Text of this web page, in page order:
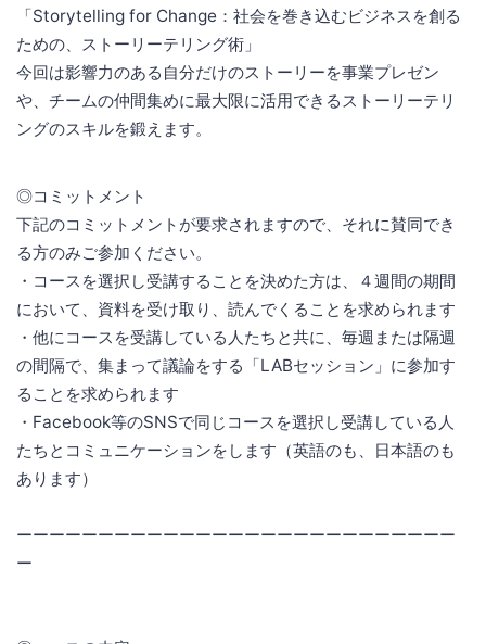
「Storytelling for Change：社会を巻き込むビジネスを創る
ための、ストーリーテリング術」
今回は影響力のある自分だけのストーリーを事業プレゼン
や、チームの仲間集めに最大限に活用できるストーリーテリ
ングのスキルを鍛えます。
◎コミットメント
下記のコミットメントが要求されますので、それに賛同でき
る方のみご参加ください。
・コースを選択し受講することを決めた方は、４週間の期間
において、資料を受け取り、読んでくることを求められます
・他にコースを受講している人たちと共に、毎週または隔週
の間隔で、集まって議論をする「LABセッション」に参加す
ることを求められます
・Facebook等のSNSで同じコースを選択し受講している人
たちとコミュニケーションをします（英語のも、日本語のも
あります）
ーーーーーーーーーーーーーーーーーーーーーーーーーーー
ー